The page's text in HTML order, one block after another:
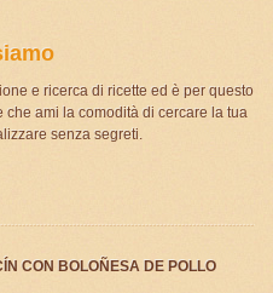
e ricerca di ricette ed è per questo
ami la comodità di cercare la tua
senza segreti.
CON BOLOÑESA DE POLLO